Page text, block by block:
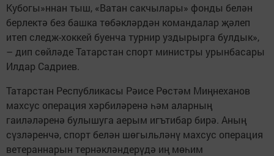
Кубогы»ннан тыш, «Ватан сакчылары» фонды белән
берлектә без башка төбәкләрдән командалар җәлеп
итеп следж-хоккей буенча турнир уздырырга булдык»,
– дип сөйләде Татарстан спорт министры урынбасары
Илдар Садриев.
Татарстан Республикасы Рәисе Рөстәм Миңнеханов
махсус операция хәрбиләренә һәм аларның
гаиләләренә булышуга аерым игътибар бирә. Аның
сүзләренчә, спорт белән шөгыльләнү махсус операция
ветераннарын тернәкләндерүдә иң мөһим